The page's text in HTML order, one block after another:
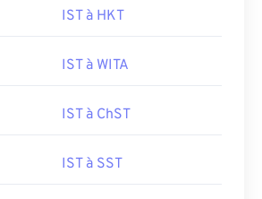
IST à HKT
IST à WITA
IST à ChST
IST à SST